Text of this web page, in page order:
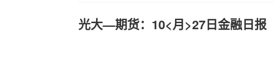
光大—期货：10<月>27日金融日报